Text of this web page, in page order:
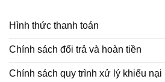
Hình thức thanh toán
Chính sách đổi trả và hoàn tiền
Chính sách quy trình xử lý khiếu nại